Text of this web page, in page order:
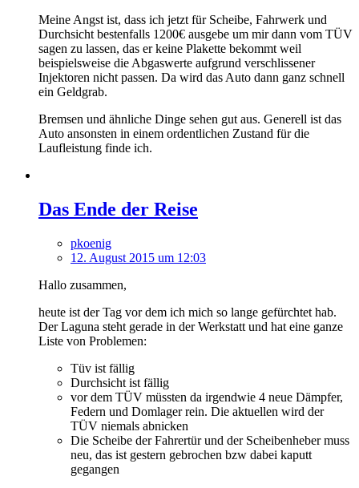
Meine Angst ist, dass ich jetzt für Scheibe, Fahrwerk und
Durchsicht bestenfalls 1200€ ausgebe um mir dann vom TÜV
sagen zu lassen, das er keine Plakette bekommt weil
beispielsweise die Abgaswerte aufgrund verschlissener
Injektoren nicht passen. Da wird das Auto dann ganz schnell
ein Geldgrab.
Bremsen und ähnliche Dinge sehen gut aus. Generell ist das
Auto ansonsten in einem ordentlichen Zustand für die
Laufleistung finde ich.
Das Ende der Reise
pkoenig
12. August 2015 um 12:03
Hallo zusammen,
heute ist der Tag vor dem ich mich so lange gefürchtet hab.
Der Laguna steht gerade in der Werkstatt und hat eine ganze
Liste von Problemen:
Tüv ist fällig
Durchsicht ist fällig
vor dem TÜV müssten da irgendwie 4 neue Dämpfer,
Federn und Domlager rein. Die aktuellen wird der
TÜV niemals abnicken
Die Scheibe der Fahrertür und der Scheibenheber muss
neu, das ist gestern gebrochen bzw dabei kaputt
gegangen